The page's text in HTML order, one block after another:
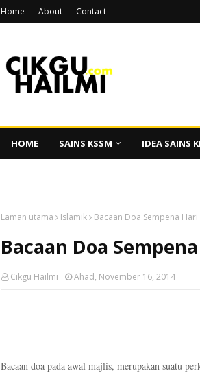
Home About Contact
HOME SAINS KSSM IDEA SAINS
Laman utama Islamik Bacaan Doa Sempena Hari
Bacaan Doa
Cikgu Hailmi Ahad, November 16, 2014
Bacaan doa pada awal majlis, merupakan suatu